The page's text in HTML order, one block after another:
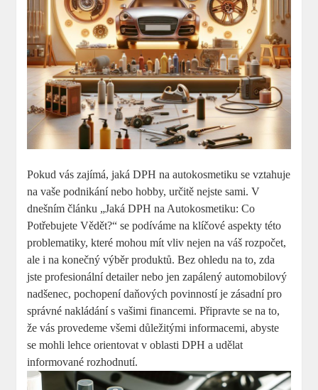
Pokud vás zajímá,​ jaká DPH na autokosmetiku⁢ se⁤ vztahuje
‍na vaše podnikání nebo hobby, určitě nejste sami. V
dnešním článku „Jaká DPH na‌ Autokosmetiku: ⁢Co
Potřebujete Vědět?“ se​ podíváme na klíčové⁣ aspekty této
problematiky, které mohou mít vliv nejen na váš rozpočet,
ale i na konečný výběr ​produktů. Bez⁢ ohledu na to,​ zda
⁣jste​ profesionální detailer nebo jen zapálený automobilový
‌nadšenec, ⁤pochopení daňových povinností je zásadní⁢ pro
správné nakládání ⁤s vašimi financemi. Připravte se na to,
že vás provedeme všemi důležitými⁢ informacemi, ⁤abyste
‌se mohli lehce orientovat v oblasti DPH a udělat
informované rozhodnutí.